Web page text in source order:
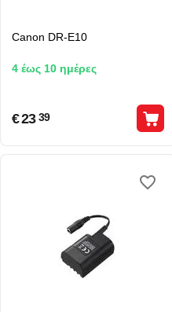
Canon DR-E10
4 έως 10 ημέρες
€23 39